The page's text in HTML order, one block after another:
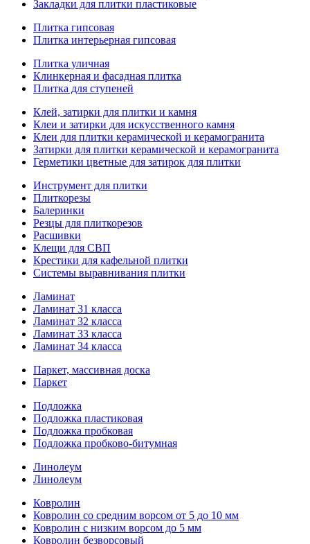
Закладки для плитки пластиковые
Плитка гипсовая
Плитка интерьерная гипсовая
Плитка уличная
Клинкерная и фасадная плитка
Плитка для ступеней
Клей, затирки для плитки и камня
Клеи и затирки для искусственного камня
Клеи для плитки керамической и керамогранита
Затирки для плитки керамической и керамогранита
Герметики цветные для затирок для плитки
Инструмент для плитки
Плиткорезы
Балеринки
Резцы для плиткорезов
Расшивки
Клещи для СВП
Крестики для кафельной плитки
Системы выравнивания плитки
Ламинат
Ламинат 31 класса
Ламинат 32 класса
Ламинат 33 класса
Ламинат 34 класса
Паркет, массивная доска
Паркет
Подложка
Подложка пластиковая
Подложка пробковая
Подложка пробково-битумная
Линолеум
Линолеум
Ковролин
Ковролин со средним ворсом от 5 до 10 мм
Ковролин с низким ворсом до 5 мм
Ковролин безворсовый